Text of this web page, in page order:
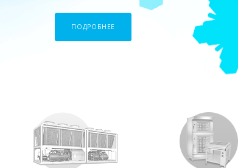
ПОДРОБНЕЕ